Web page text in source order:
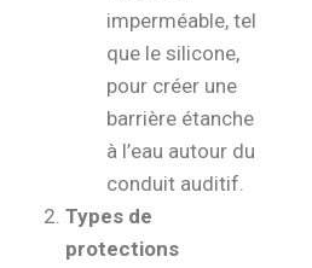
imperméable, tel
que le silicone,
pour créer une
barrière étanche
à l’eau autour du
conduit auditif.
Types de
protections